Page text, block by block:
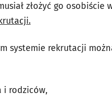
złożyć go osobiście
systemie rekrutacji
i rodziców,